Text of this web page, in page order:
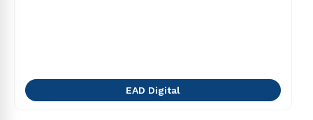
EAD Digital